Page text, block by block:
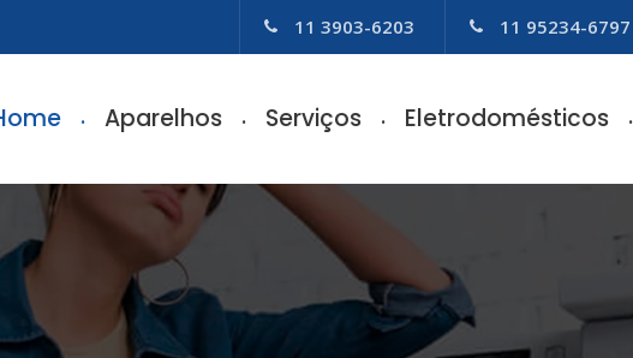
11 3903-6203 11 95234-6797
Aparelhos Serviços Eletrodomésticos